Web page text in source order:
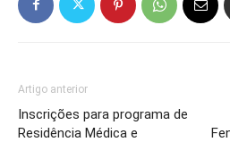
Artigo anterior
Inscrições para programa de
Residência Médica e